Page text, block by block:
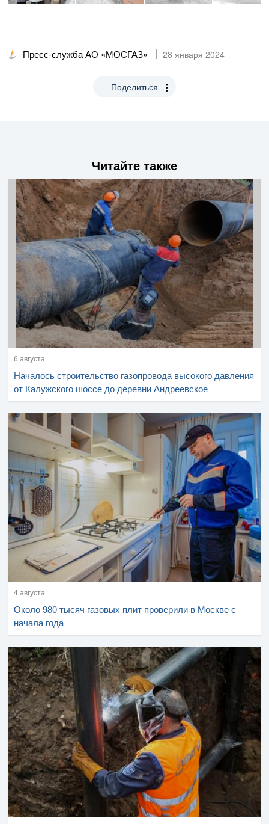
Пресс-служба АО «МОСГАЗ» 28 января 2024
Поделиться
Читайте также
6 августа
Началось строительство газопровода высокого давления
от Калужского шоссе до деревни Андреевское
4 августа
Около 980 тысяч газовых плит проверили в Москве с
начала года